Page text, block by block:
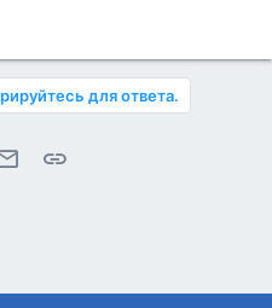
для ответа.
Электронная почта
Ссылка